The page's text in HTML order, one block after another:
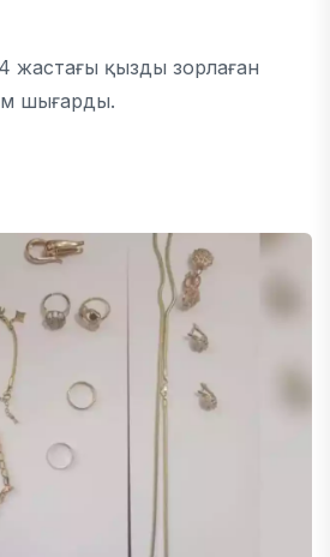
жастағы қызды зорлаған
шығарды.